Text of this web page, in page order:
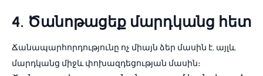
4. Ծանոթացեք մարդկանց հետ
Ճանապարհորդությունը ոչ միայն ձեր մասին է, այլև
մարդկանց միջև փոխազդեցության մասին։